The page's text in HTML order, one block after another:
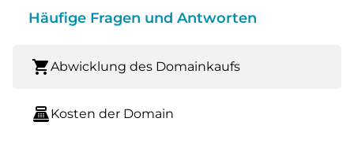
Häufige Fragen und Antworten
shopping_cartAbwicklung des Domainkaufs
point_of_saleKosten der Domain